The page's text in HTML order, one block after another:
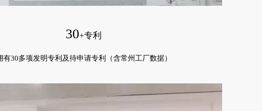
30+专利
有30多项发明专利及待申请专利（含常州工厂数据）